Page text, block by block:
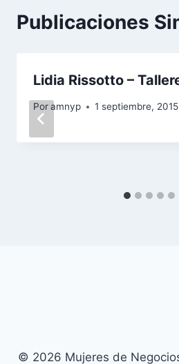
Publicaciones
Lidia Rissotto –
Poramnyp 1 septiembre, 2015
© 2026 Mujeres de